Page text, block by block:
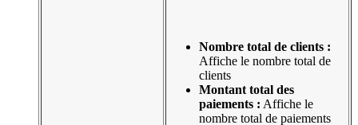
Nombre total de clients :
Affiche le nombre total de
clients
Montant total des
paiements : Affiche le
nombre total de paiements